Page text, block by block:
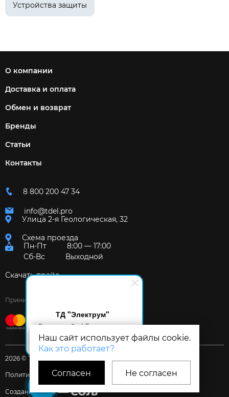
ТД "Электрум"
Здравствуйте! Готов помочь
вам. Напишите мне, если у
вас появятся вопросы.
Наш сайт использует файлы cookie.
Как это работает?
Согласен Не согласен
Устройства защиты
О компании
Доставка и оплата
Обмен и возврат
Бренды
Статьи
Контакты
8 800 200 47 34
info@tdel.pro
Улица 2-я Геологическая, 32
Схема проезда
Пн-Пт
8:00 — 17:00
Сб-Вс
Выходной
Скачать прайс
Принимаем к оплате:
2026 © Торговый дом «Электрум»
Политика и Согласия
Создание сайта